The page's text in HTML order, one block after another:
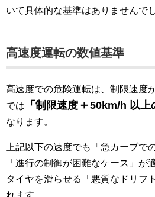
いて具体的な基準はありませんでし
高速度運転の数値基準
高速度での危険運転は、制限速度
では
「制限速度 ＋ 50km/h 以上
なります。
上記以下の速度でも「急カーブで
「進行の制御が困難なケース」が
タイヤを滑らせる「悪質なドリフ
れます。